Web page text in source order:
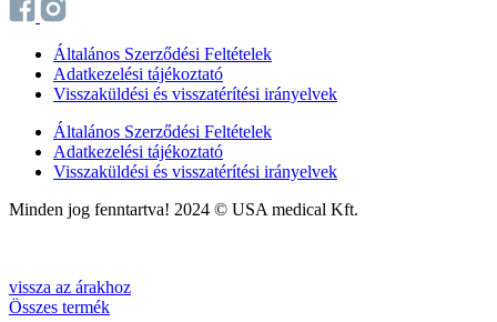
Általános Szerződési Feltételek
Adatkezelési tájékoztató
Visszaküldési és visszatérítési irányelvek
Általános Szerződési Feltételek
Adatkezelési tájékoztató
Visszaküldési és visszatérítési irányelvek
Minden jog fenntartva! 2024 © USA medical Kft.
vissza az árakhoz
Összes termék